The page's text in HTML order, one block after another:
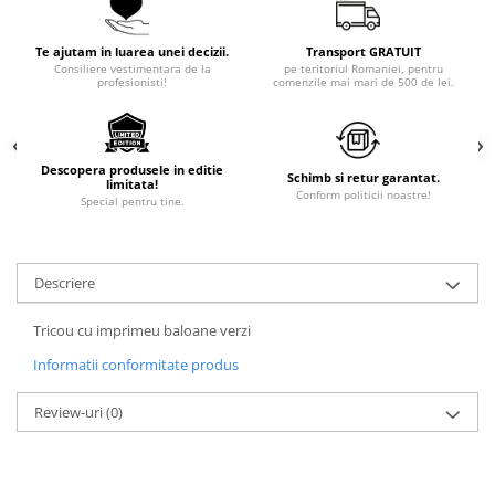
Te ajutam in luarea unei decizii.
Consiliere vestimentara de la
profesionisti!
Transport GRATUIT
pe teritoriul Romaniei, pentru
comenzile mai mari de 500 de lei.
Descopera produsele in editie
limitata!
Special pentru tine.
Schimb si retur garantat.
Conform politicii noastre!
Descriere
Tricou cu imprimeu baloane verzi
Informatii conformitate produs
Review-uri(0)